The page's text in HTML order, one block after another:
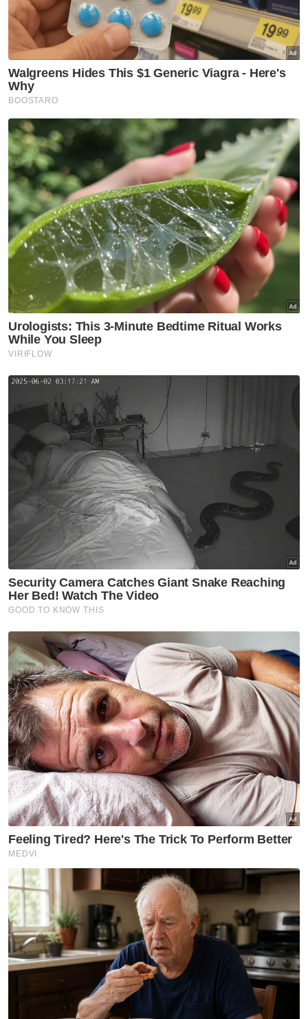
Produk Usahawan
Pasaran Global
Artikel Disyorkan
Johor
‘Bukan wayang, kami cuma
tuntut janji KKM’ - Onn Hafiz
Johor
Johor jawab kritikan Dr
Rafidah, tegas perjuang sektor
kesihatan
Johor
solat Maghrib, Isyak berjemaah
Johor
Hospital Pasir Gudang belum
beroperasi penuh, 1,192
jawatan masih kosong - Onn
Hafiz